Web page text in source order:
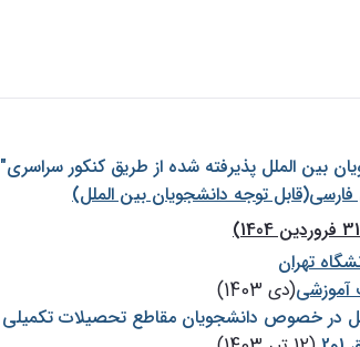
بين الملل پذيرفته شده از طريق كنكور سراسری"
توجه دانشجویان بین الملل)
تهران
آموزشی(دی 1403)
در خصوص دانشجویان مقاطع تحصیلات تکمیلی